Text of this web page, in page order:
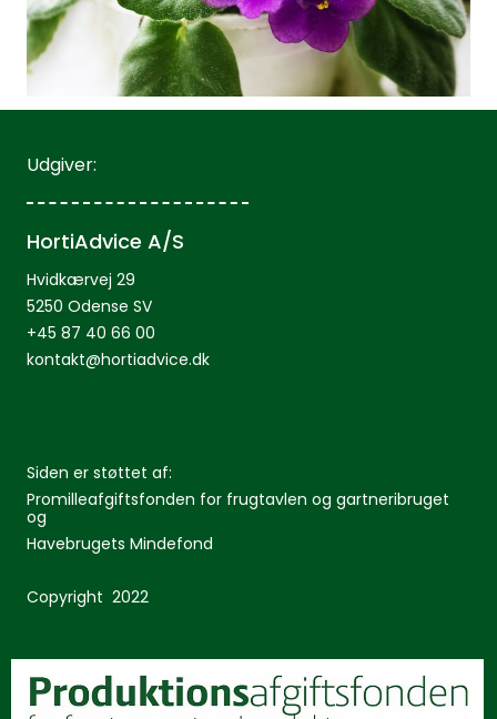
Udgiver:
HortiAdvice A/S
Hvidkærvej 29
5250 Odense SV
+45 87 40 66 00
kontakt@hortiadvice.dk
Siden er støttet af:
Promilleafgiftsfonden for frugtavlen og gartneribruget
og
Havebrugets Mindefond
Copyright 2022